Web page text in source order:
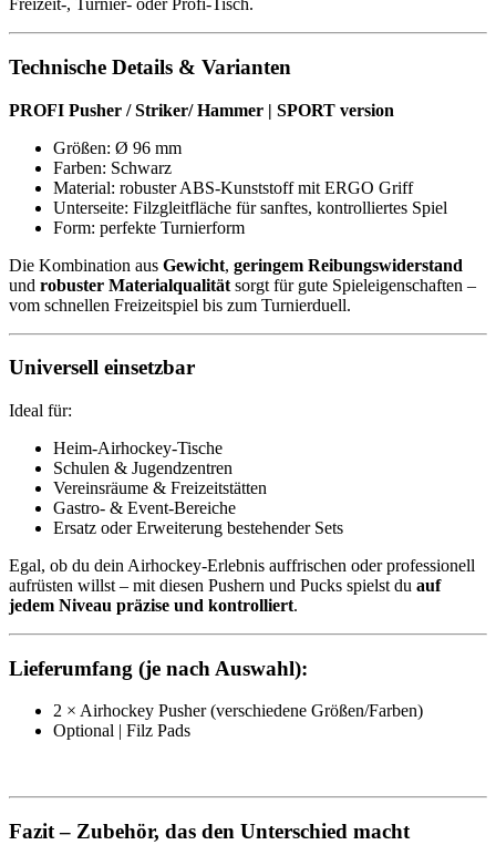
Freizeit-, Turnier- oder Profi-Tisch.
Technische Details & Varianten
PROFI Pusher / Striker/ Hammer | SPORT version
Größen: Ø 96 mm
Farben: Schwarz
Material: robuster ABS-Kunststoff mit ERGO Griff
Unterseite: Filzgleitfläche für sanftes, kontrolliertes Spiel
Form: perfekte Turnierform
Die Kombination aus Gewicht, geringem Reibungswiderstand
und robuster Materialqualität sorgt für gute Spieleigenschaften –
vom schnellen Freizeitspiel bis zum Turnierduell.
Universell einsetzbar
Ideal für:
Heim-Airhockey-Tische
Schulen & Jugendzentren
Vereinsräume & Freizeitstätten
Gastro- & Event-Bereiche
Ersatz oder Erweiterung bestehender Sets
Egal, ob du dein Airhockey-Erlebnis auffrischen oder professionell
aufrüsten willst – mit diesen Pushern und Pucks spielst du auf
jedem Niveau präzise und kontrolliert.
Lieferumfang (je nach Auswahl):
2 × Airhockey Pusher (verschiedene Größen/Farben)
Optional | Filz Pads
Fazit – Zubehör, das den Unterschied macht